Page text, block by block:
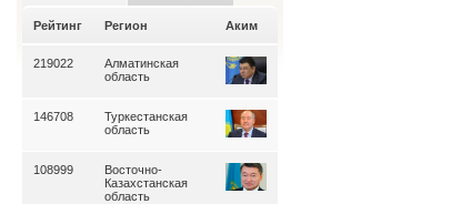
Рейтинг Регион Аким
219022
Алматинская
область
146708
Туркестанская
область
108999
Восточно-
Казахстанская
область